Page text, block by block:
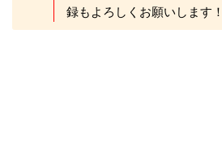
録もよろしくお願いします！